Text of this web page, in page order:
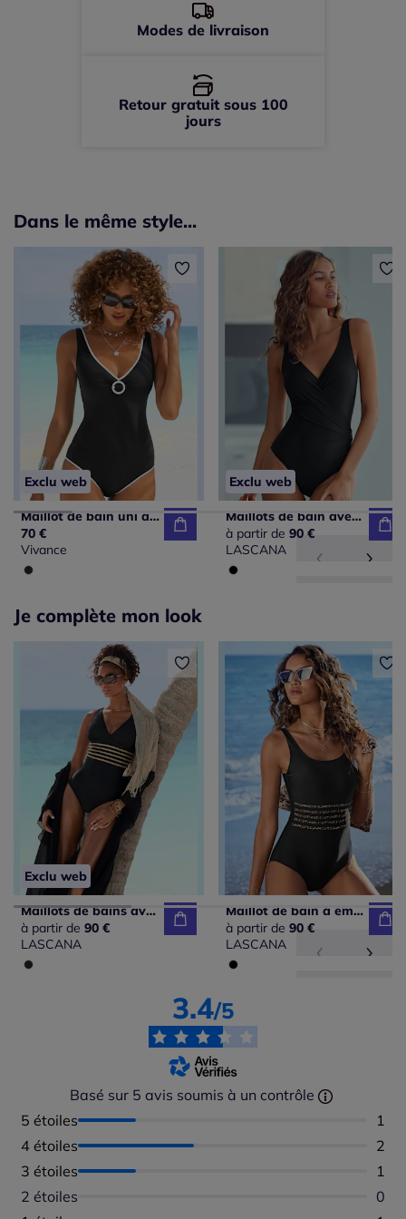
Modes de livraison
Retour gratuit sous 100
jours
Dans le même style...
Exclu web
Maillot de bain uni avec bonnets doux intégrés
70 €
Vivance
Exclu web
Maillots de bain avec bretelles réglables et insert modelant.
à partir de 90 €
LASCANA
Je complète mon look
Exclu web
Maillots de bains avec empiècements brillants et bretelles croisées
à partir de 90 €
LASCANA
Maillot de bain à empiècements rayés avec décolleté et sans manches
à partir de 90 €
LASCANA
3.4/5
Basé sur 5 avis soumis à un contrôle
5 étoiles
1
4 étoiles
2
3 étoiles
1
2 étoiles
0